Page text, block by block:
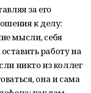
за его
к делу:
мысли, себя
работу на
никто из коллег
она и сама